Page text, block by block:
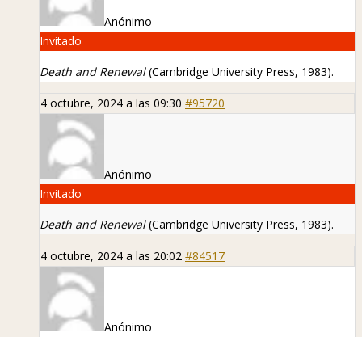
Anónimo
Invitado
Death and Renewal(Cambridge University Press, 1983).
4 octubre, 2024 a las 09:30 #95720
Anónimo
Invitado
Death and Renewal(Cambridge University Press, 1983).
4 octubre, 2024 a las 20:02 #84517
Anónimo